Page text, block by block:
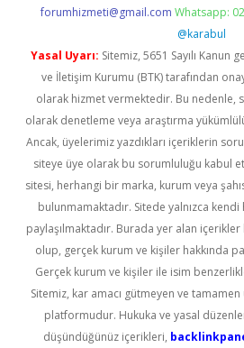
forumhizmeti@gmail.com Whatsapp:
@karabul
Yasal Uyarı: Sitemiz, 5651 Sayılı Kanun
ve İletişim Kurumu (BTK) tarafından
olarak hizmet vermektedir. Bu nedenle,
olarak denetleme veya araştırma
Ancak, üyelerimiz yazdıkları içeriklerin
siteye üye olarak bu sorumluluğu kabul
sitesi, herhangi bir marka, kurum veya
bulunmamaktadır. Sitede yalnızca kendi
paylaşılmaktadır. Burada yer alan
olup, gerçek kurum ve kişiler hakkında
Gerçek kurum ve kişiler ile isim
Sitemiz, kar amacı gütmeyen ve
platformudur. Hukuka ve yasal
düşündüğünüz içerikleri,